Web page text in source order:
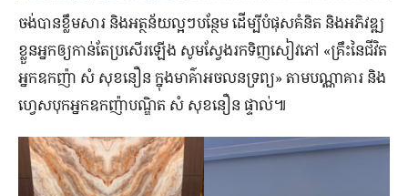
ចង់បានខ្លឹមសារ និងអត្ថន័យល្អៗបន្ថែម ដើម្បីបំផុសគំនិត និងអភិវឌ្ឍ
ខ្លួនអ្នកឲ្យកាន់តែប្រសើរឡើង សូមស្វែងរកទិញសៀវភៅ «គ្រឹះនៃជីវិត
អ្នកឧកញ៉ា សំ សុខនឿន ក្នុងមាគ៌ាអចលនទ្រព្យ» តាមបណ្ណាគារ និង
ហ្វេសបុកអ្នកឧកញ៉ាបណ្ឌិត សំ សុខនឿន ផ្ទាល់៕